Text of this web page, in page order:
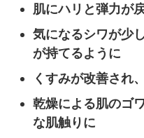
肌にハリと弾力が
気になるシワが少
が持てるように
くすみが改善され
乾燥による肌のゴ
な肌触りに